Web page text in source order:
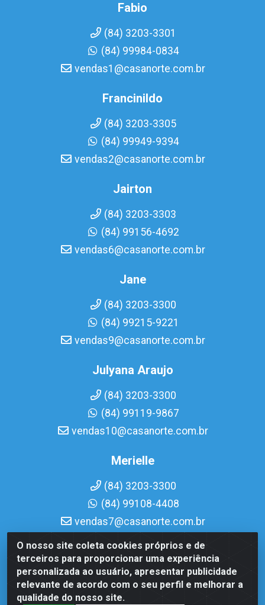
O nosso site coleta cookies próprios e de
terceiros para proporcionar uma experiência
personalizada ao usuário, apresentar publicidade
relevante de acordo com o seu perfil e melhorar a
qualidade do nosso site.
Fabio
(84) 3203-3301
(84) 99984-0834
vendas1@casanorte.com.br
Francinildo
(84) 3203-3305
(84) 99949-9394
vendas2@casanorte.com.br
Jairton
(84) 3203-3303
(84) 99156-4692
vendas6@casanorte.com.br
Jane
(84) 3203-3300
(84) 99215-9221
vendas9@casanorte.com.br
Julyana Araujo
(84) 3203-3300
(84) 99119-9867
vendas10@casanorte.com.br
Merielle
(84) 3203-3300
(84) 99108-4408
vendas7@casanorte.com.br
Casa Norte LTDA - Av. Interventor Mário Câmara, 1815 -
Dix-Sept Rosado, Natal/RN - CEP 59054-600 - CNPJ
08.713.513/0001-51